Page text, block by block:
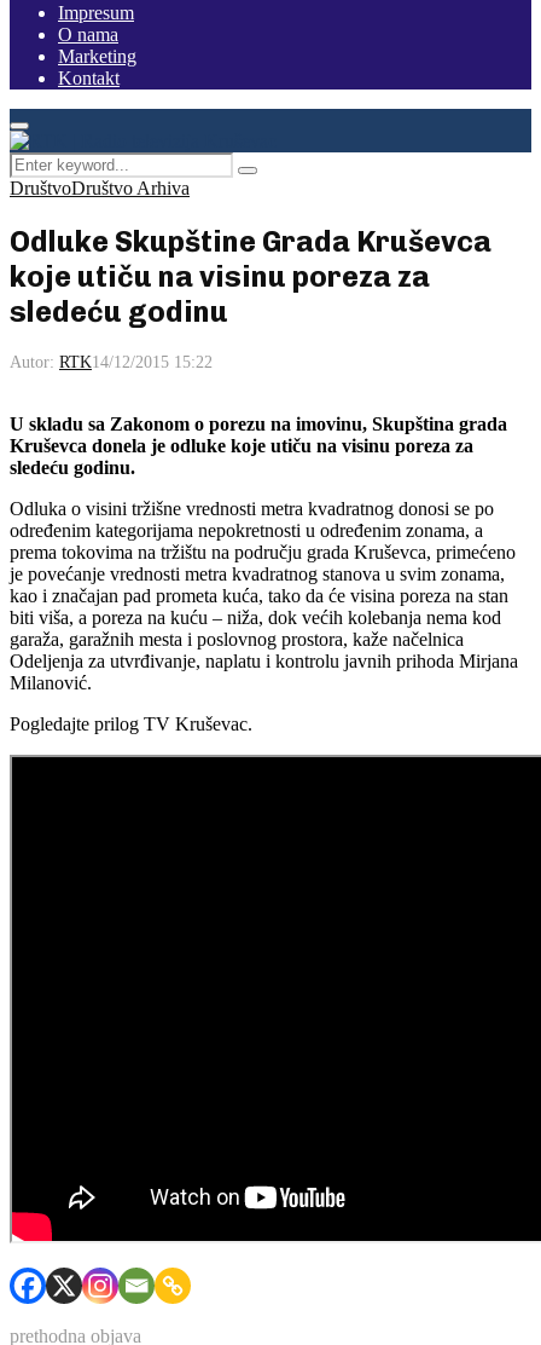
Impresum
O nama
Marketing
Kontakt
Facebook
Instagram
Youtube
Primary
Menu
Search
for:
Pretraga
DruštvoDruštvo Arhiva
Odluke Skupštine Grada Kruševca
koje utiču na visinu poreza za
sledeću godinu
Autor: RTK14/12/2015 15:22
U skladu sa Zakonom o porezu na imovinu, Skupština grada
Kruševca donela je odluke koje utiču na visinu poreza za
sledeću godinu.
Odluka o visini tržišne vrednosti metra kvadratnog donosi se po
određenim kategorijama nepokretnosti u određenim zonama, a
prema tokovima na tržištu na području grada Kruševca, primećeno
je povećanje vrednosti metra kvadratnog stanova u svim zonama,
kao i značajan pad prometa kuća, tako da će visina poreza na stan
biti viša, a poreza na kuću – niža, dok većih kolebanja nema kod
garaža, garažnih mesta i poslovnog prostora, kaže načelnica
Odeljenja za utvrđivanje, naplatu i kontrolu javnih prihoda Mirjana
Milanović.
Pogledajte prilog TV Kruševac.
prethodna objava